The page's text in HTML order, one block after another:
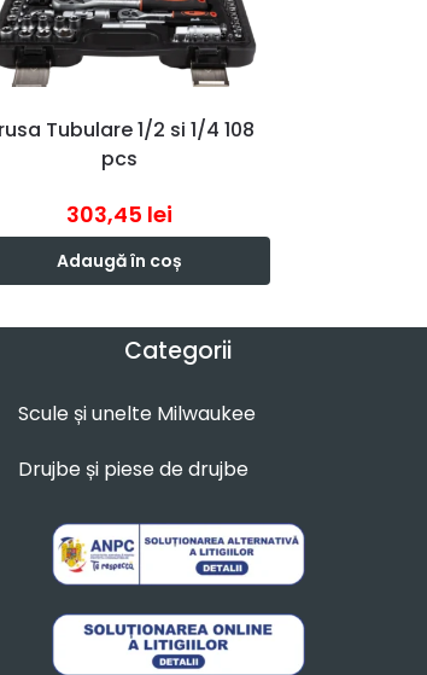
Tubulare 1/2 si 1/4 108
pcs
303,45 lei
Adaugă în coș
Categorii
Scule și unelte Milwaukee
Drujbe și piese de drujbe